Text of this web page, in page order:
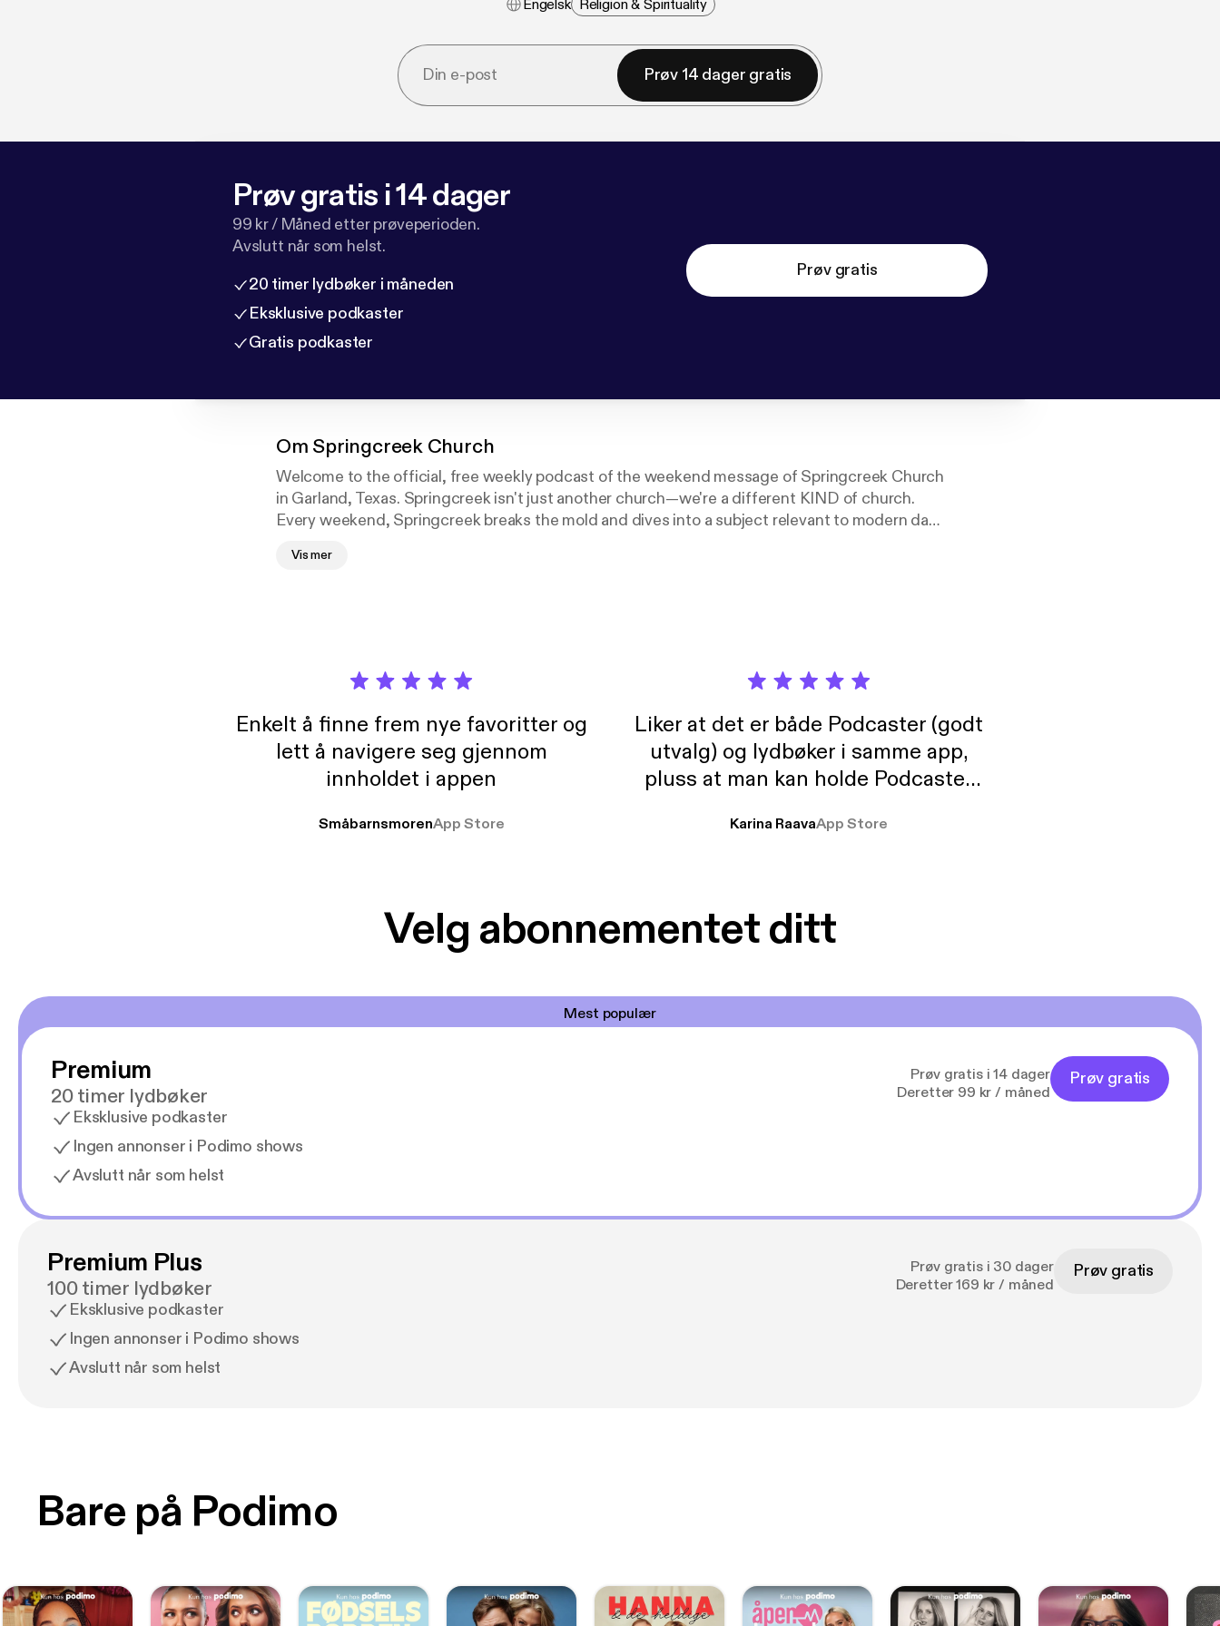
Engelsk Religion & Spirituality
Prøv 14 dager gratis
Prøv gratis i 14 dager
99 kr / Måned etter prøveperioden.
Avslutt når som helst.
20 timer lydbøker i måneden
Eksklusive podkaster
Gratis podkaster
Prøv gratis
Om Springcreek Church
Welcome to the official, free weekly podcast of the weekend message of Springcreek Church
in Garland, Texas. Springcreek isn't just another church—we're a different KIND of church.
Every weekend, Springcreek breaks the mold and dives into a subject relevant to modern day
Church is nondenominational and is located at 2660 Belt Line Road, Garland, TX 75044. If
Vis mer
Enkelt å finne frem nye favoritter og
lett å navigere seg gjennom
innholdet i appen
SmåbarnsmorenApp Store
Liker at det er både Podcaster (godt
utvalg) og lydbøker i samme app,
pluss at man kan holde Podcaster
Karina RaavaApp Store
Velg abonnementet ditt
Mest populær
Premium
20 timer lydbøker
Eksklusive podkaster
Ingen annonser i Podimo shows
Avslutt når som helst
Prøv gratis i 14 dager
Deretter 99 kr / måned
Prøv gratis
Premium Plus
100 timer lydbøker
Eksklusive podkaster
Ingen annonser i Podimo shows
Avslutt når som helst
Prøv gratis i 30 dager
Deretter 169 kr / måned
Prøv gratis
Bare på Podimo